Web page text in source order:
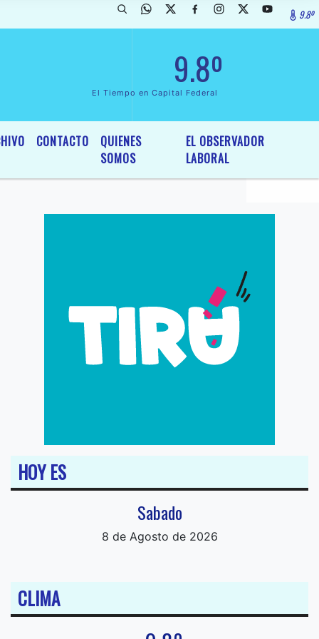
InterÃ©s General y Legislativo, por Ordenanza NÂº 6236/19 del9.8º
9.8º
El Tiempo en Capital Federal
CONTACTO
QUIENES
SOMOS
EL OBSERVADOR
LABORAL
HOY ES
Sabado
8 de Agosto de 2026
CLIMA